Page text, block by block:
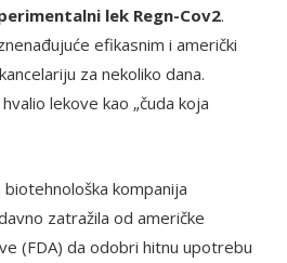
lek Regn-Cov2.
efikasnim i američki
za nekoliko dana.
lekove kao „čuda koja
kompanija
zatražila od američke
(FDA) da odobri hitnu upotrebu